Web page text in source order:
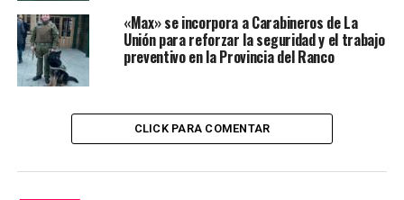
SIGUIENTE
Incautan 49 armas artesanales y 41 celulares en
operativo de Gendarmería en cárcel de Valdivia
NO TE PIERDAS
fallecido y dos heridos
«Max» se incorpora a Carabineros de La
Unión para reforzar la seguridad y el trabajo
preventivo en la Provincia del Ranco
CLICK PARA COMENTAR